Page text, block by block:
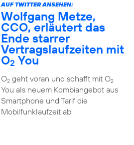
AUF TWITTER ANSEHEN:
Wolfgang Metze,
CCO, erläutert das
Ende starrer
Vertragslaufzeiten mit
O2 You
O2geht voran und schafft mit O2
You als neuem Kombiangebot aus
Smartphone und Tarif die
Mobilfunklaufzeit ab.